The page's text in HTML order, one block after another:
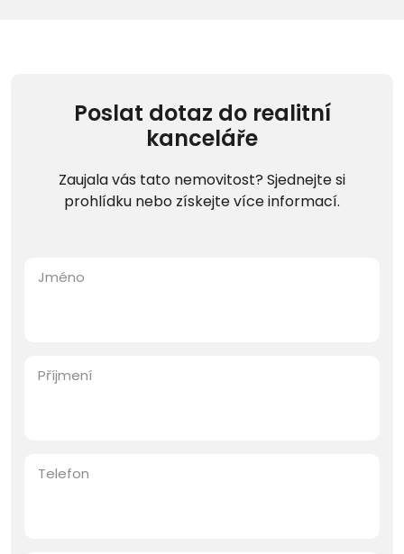
Poslat dotaz do realitní
kanceláře
Zaujala vás tato nemovitost? Sjednejte si
prohlídku nebo získejte více informací.
Jméno
Příjmení
Telefon